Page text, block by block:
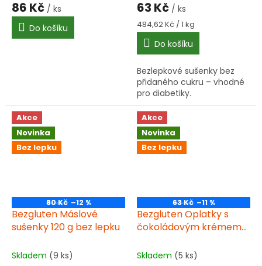
86 Kč / ks
Do košíku
63 Kč / ks
Měrná
cena:
484,62 Kč / 1 kg
Do košíku
Bezlepkové sušenky bez
přidaného cukru – vhodné
pro diabetiky.
Akce
Novinka
Bez lepku
80 Kč –12 %
Bezgluten Máslové
sušenky 120 g bez lepku
Skladem (9 ks)
Akce
Novinka
Bez lepku
63 Kč –11 %
Bezgluten Oplatky s
čokoládovým krémem
Skladem (5 ks)